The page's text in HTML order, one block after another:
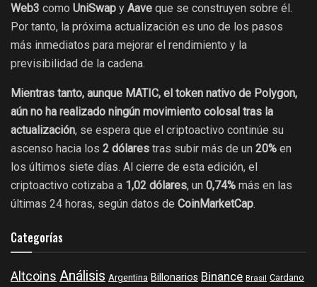
Web3 como UniSwap y Aave que se construyen sobre él.
Por tanto, la próxima actualización es uno de los pasos
más inmediatos para mejorar el rendimiento y la
previsibilidad de la cadena.
Mientras tanto, aunque MATIC, el token nativo de Polygon,
aún no ha realizado ningún movimiento colosal tras la
actualización, se espera que el criptoactivo continúe su
ascenso hacia los 2 dólares tras subir más de un 20% en
los últimos siete días. Al cierre de esta edición, el
criptoactivo cotizaba a 1,02 dólares, un 0,74% más en las
últimas 24 horas, según datos de CoinMarketCap.
Categorías
Altcoins Análisis Argentina Billonarios Binance Brasil Cardano